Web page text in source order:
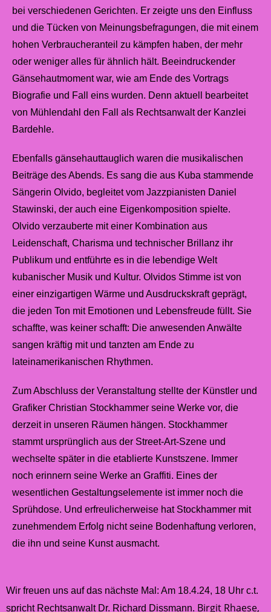
bei verschiedenen Gerichten. Er zeigte uns den Einfluss
und die Tücken von Meinungsbefragungen, die mit einem
hohen Verbraucheranteil zu kämpfen haben, der mehr
oder weniger alles für ähnlich hält. Beeindruckender
Gänsehautmoment war, wie am Ende des Vortrags
Biografie und Fall eins wurden. Denn aktuell bearbeitet
von Mühlendahl den Fall als Rechtsanwalt der Kanzlei
Bardehle.
Ebenfalls gänsehauttauglich waren die musikalischen
Beiträge des Abends. Es sang die aus Kuba stammende
Sängerin Olvido, begleitet vom Jazzpianisten Daniel
Stawinski, der auch eine Eigenkomposition spielte.
Olvido verzauberte mit einer Kombination aus
Leidenschaft, Charisma und technischer Brillanz ihr
Publikum und entführte es in die lebendige Welt
kubanischer Musik und Kultur. Olvidos Stimme ist von
einer einzigartigen Wärme und Ausdruckskraft geprägt,
die jeden Ton mit Emotionen und Lebensfreude füllt. Sie
schaffte, was keiner schafft: Die anwesenden Anwälte
sangen kräftig mit und tanzten am Ende zu
lateinamerikanischen Rhythmen.
Zum Abschluss der Veranstaltung stellte der Künstler und
Grafiker Christian Stockhammer seine Werke vor, die
derzeit in unseren Räumen hängen. Stockhammer
stammt ursprünglich aus der Street-Art-Szene und
wechselte später in die etablierte Kunstszene. Immer
noch erinnern seine Werke an Graffiti. Eines der
wesentlichen Gestaltungselemente ist immer noch die
Sprühdose. Und erfreulicherweise hat Stockhammer mit
zunehmendem Erfolg nicht seine Bodenhaftung verloren,
die ihn und seine Kunst ausmacht.
Wir freuen uns auf das nächste Mal: Am 18.4.24, 18 Uhr c.t.
spricht Rechtsanwalt Dr. Richard Dissmann. Birgit Rhaese,